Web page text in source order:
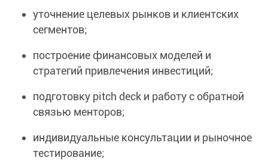
уточнение целевых рынков и клиентских
сегментов;
построение финансовых моделей и
стратегий привлечения инвестиций;
подготовку pitch deck и работу с обратной
связью менторов;
индивидуальные консультации и рыночное
тестирование;